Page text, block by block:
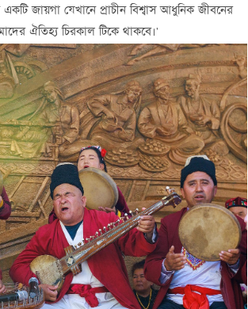
জায়গা যেখানে প্রাচীন বিশ্বাস আধুনিক জীবনের
ঐতিহ্য চিরকাল টিকে থাকবে।'